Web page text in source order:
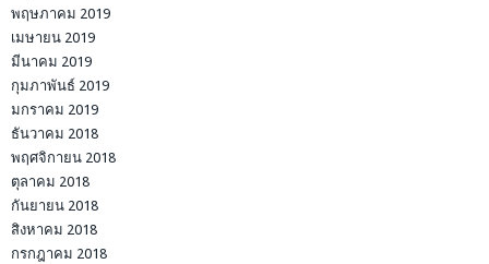
พฤษภาคม 2019
เมษายน 2019
มีนาคม 2019
กุมภาพันธ์ 2019
มกราคม 2019
ธันวาคม 2018
พฤศจิกายน 2018
ตุลาคม 2018
กันยายน 2018
สิงหาคม 2018
กรกฎาคม 2018